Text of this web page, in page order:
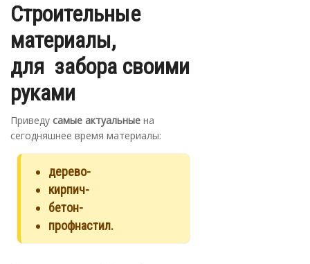
Строительные
материалы,
для забора своими
руками
Приведу самые актуальные на
сегодняшнее время материалы:
дерево-
кирпич-
бетон-
профнастил.